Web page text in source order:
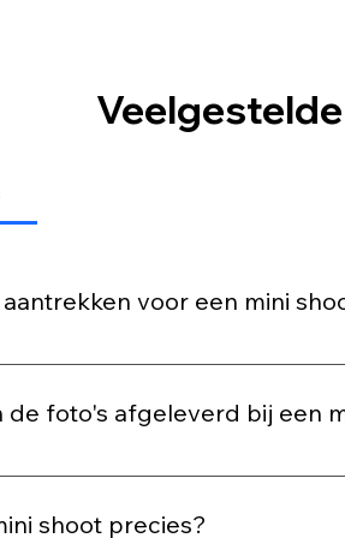
voor een mini
jij je goed voelt! Rustige kleuren
de foto's afgeleverd bij een
krijg je een melding in je mailbox
shoot precies?